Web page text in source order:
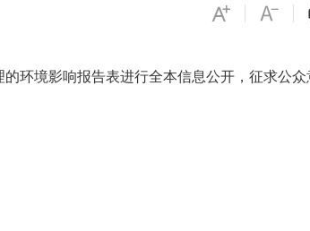
环境影响报告表进行全本信息公开，征求公众